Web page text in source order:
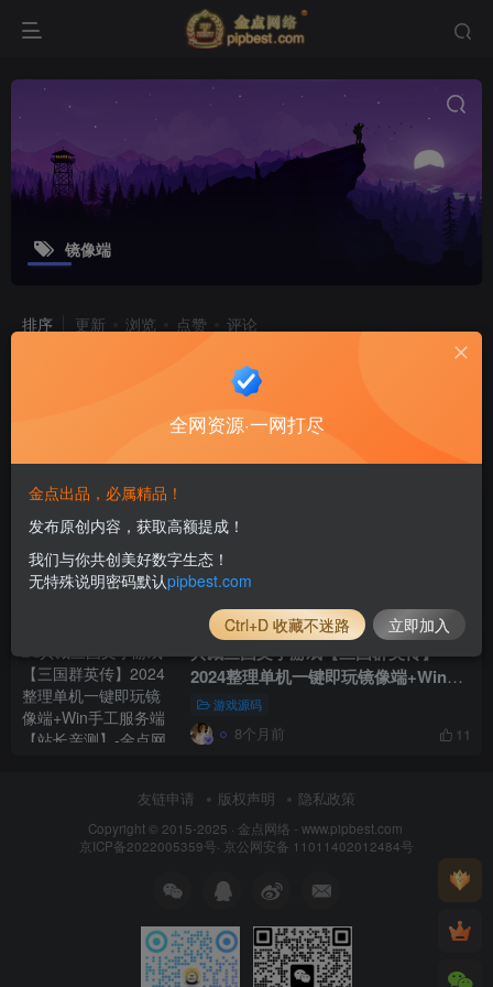
镜像端
排序 更新 浏览 点赞 评论
三网放置三国卡牌手游【铁杆三国5魂
系内购版】2025最新整理单机一键即
玩镜像端_Linux本地学习手工端_GM
付费资源 金豆 9.8 游戏源码
MT3换皮梦幻【梦幻之逆风西游3尊享
挂机版】2025最新整理单机一键即玩
镜像服务端_Linux手工服务端_新版管
理后台_详细搭建教程
付费资源
典藏三国文字游戏【三国群英传】
2024整理单机一键即玩镜像端+Win手
工服务端【站长亲测】
游戏源码
8个月前 11
友链申请 版权声明 隐私政策
Copyright © 2015-2025 · 金点网络 - www.pipbest.com
京ICP备2022005359号· 京公网安备 11011402012484号
全网资源·一网打尽
金点出品，必属精品！
发布原创内容，获取高额提成！
我们与你共创美好数字生态！
无特殊说明密码默认pipbest.com
Ctrl+D 收藏不迷路 立即加入